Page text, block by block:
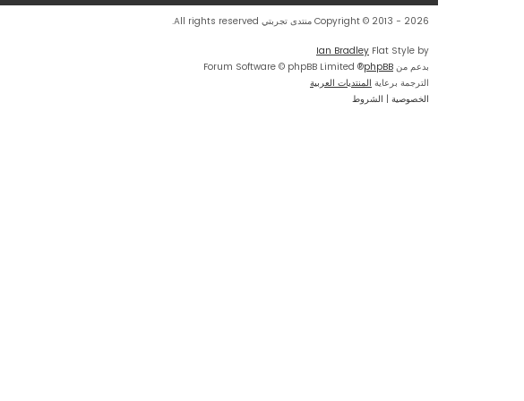
Copyright © 2013 - 2026 منتدى تجربتي All rights reserved.
Flat Style by
Ian Bradley
بدعم من phpBB
® Forum Software © phpBB Limited
الترجمة برعاية المنتديات العربية
الخصوصية | الشروط